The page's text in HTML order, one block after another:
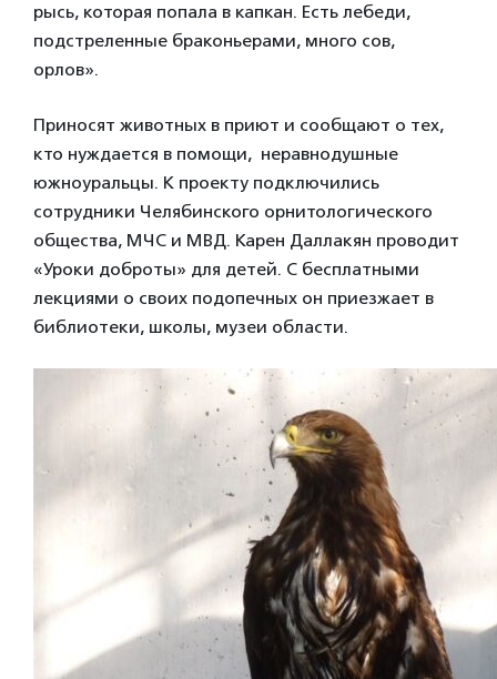
рысь, которая попала в капкан. Есть лебеди,
подстреленные браконьерами, много сов,
орлов».
Приносят животных в приют и сообщают о тех,
кто нуждается в помощи, неравнодушные
южноуральцы. К проекту подключились
сотрудники Челябинского орнитологического
общества, МЧС и МВД. Карен Даллакян проводит
«Уроки доброты» для детей. С бесплатными
лекциями о своих подопечных он приезжает в
библиотеки, школы, музеи области.